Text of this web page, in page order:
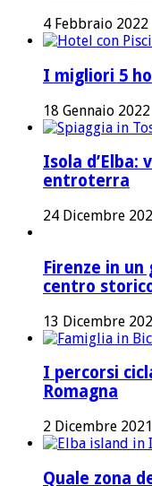
4 Febbraio 2022
I migliori 5
18 Gennaio 2022
Isola d’Elba:
entroterra
24 Dicembre
Firenze in
centro
13 Dicembre
I percorsi
Romagna
2 Dicembre 2021
Quale zona